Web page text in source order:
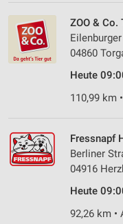
ZOO & Co.
04860
Heute
110,99 km
Fressnapf
Berliner
04916
Heute
92,26 km •